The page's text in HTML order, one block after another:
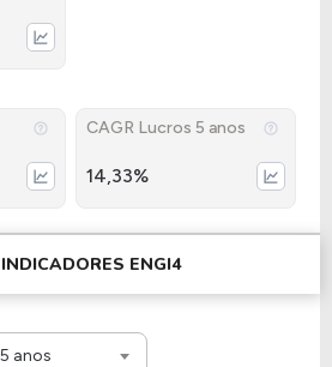
CAGR Lucros 5 anos
14,33%
ENGI4
5 anos